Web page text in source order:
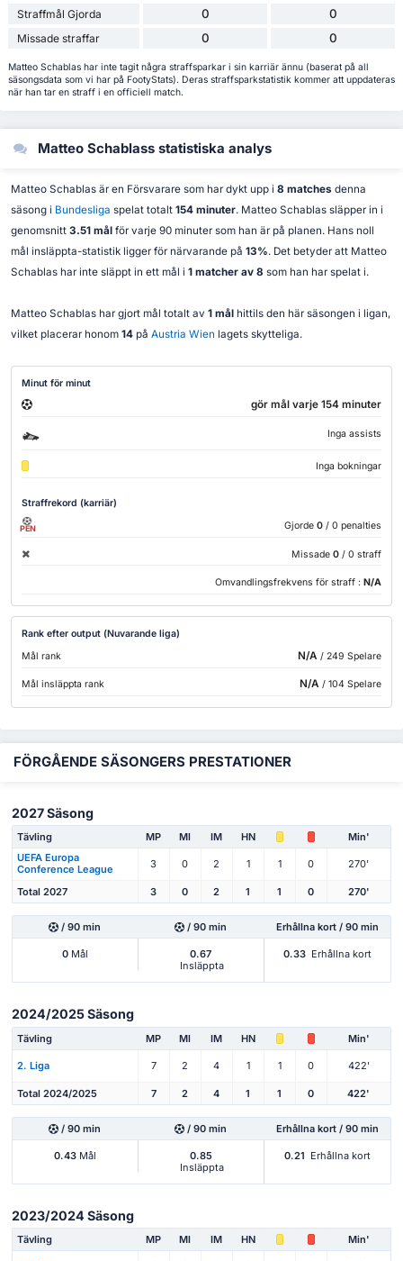
Straffmål Gjorda 0 0
Missade straffar 0 0
Matteo Schablas har inte tagit några straffsparkar i sin karriär ännu (baserat på all
säsongsdata som vi har på FootyStats). Deras straffsparkstatistik kommer att uppdateras
när han tar en straff i en officiell match.
Matteo Schablass statistiska analys
Matteo Schablas är en Försvarare som har dykt upp i 8 matches denna
säsong i Bundesliga spelat totalt 154 minuter. Matteo Schablas släpper in i
genomsnitt 3.51 mål för varje 90 minuter som han är på planen. Hans noll
mål insläppta-statistik ligger för närvarande på 13%. Det betyder att Matteo
Schablas har inte släppt in ett mål i 1 matcher av 8 som han har spelat i.
Matteo Schablas har gjort mål totalt av 1 mål hittils den här säsongen i ligan,
vilket placerar honom 14på Austria Wien lagets skytteliga.
Minut för minut
gör mål varje 154 minuter
Inga assists
Inga bokningar
Straffrekord (karriär)
PEN Gjorde 0 / 0 penalties
Missade 0 / 0 straff
Omvandlingsfrekvens för straff : N/A
Rank efter output (Nuvarande liga)
Mål rank
N/A / 249 Spelare
Mål insläppta rank N/A / 104 Spelare
FÖRGÅENDE SÄSONGERS PRESTATIONER
2027 Säsong
Tävling MP Ml IM HN
Min'
UEFA Europa
Conference League
3 0 2 1 1 0 270'
Total 2027 3 0 2 1 1 0 270'
/ 90 min / 90 min Erhållna kort / 90 min
0Mål
0.67
Insläppta
0.33 Erhållna kort
2024/2025 Säsong
Tävling MP Ml IM HN Min'
2. Liga 7 2 4 1 1 0 422'
Total 2024/2025 7 2 4 1 1 0 422'
/ 90 min / 90 min Erhållna kort / 90 min
0.43Mål
0.85
Insläppta
0.21 Erhållna kort
2023/2024 Säsong
Tävling MP Ml IM HN Min'